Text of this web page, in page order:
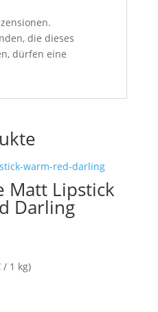
die dieses
dürfen eine
Matt Lipstick
Darling
/ 1 kg)